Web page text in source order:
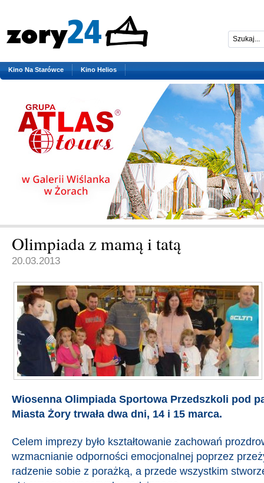
Kino Na Starówce Kino Helios
Olimpiada z mamą i tatą
20.03.2013
Wiosenna Olimpiada Sportowa Przedszkoli pod
Miasta Żory trwała dwa dni, 14 i 15 marca.
Celem imprezy było kształtowanie zachowań
wzmacnianie odporności emocjonalnej poprzez
radzenie sobie z porażką, a przede wszystkim